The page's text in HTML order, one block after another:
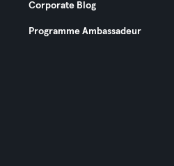
Corporate Blog
Programme Ambassadeur